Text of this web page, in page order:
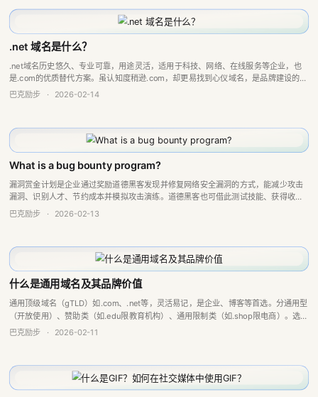
.net 域名是什么？
.net域名历史悠久、专业可靠，用途灵活，适用于科技、网络、在线服务等企业，也
是.com的优质替代方案。虽认知度稍逊.com，却更易找到心仪域名，是品牌建设的可
靠选择。
巴克励步 · 2026-02-14
What is a bug bounty program?
漏洞赏金计划是企业通过奖励道德黑客发现并修复网络安全漏洞的方式，能减少攻击
漏洞、识别人才、节约成本并模拟攻击演练。道德黑客也可借此测试技能、获得收入
与职业机会。Baklib等公司有相关计划，HackerOne为常见管理平台。
巴克励步 · 2026-02-13
什么是通用域名及其品牌价值
通用顶级域名（gTLD）如.com、.net等，灵活易记，是企业、博客等首选。分通用型
（开放使用）、赞助类（如.edu限教育机构）、通用限制类（如.shop限电商）。选择
时需考虑目标、受众、预算等，注册可通过Baklib等平台，注意防...
巴克励步 · 2026-02-11